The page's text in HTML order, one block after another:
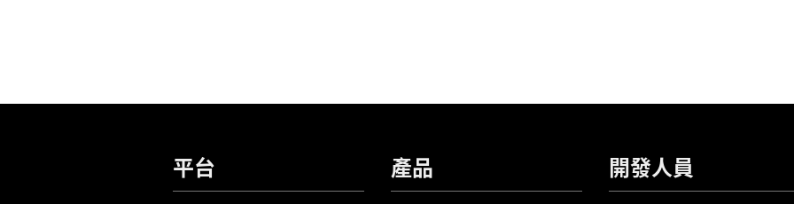
平台 產品 開發人員